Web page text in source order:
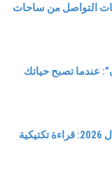
التواصل من ساحات
عندما تصبح حياتك
حصاد الجولة الأولى للعرب في مونديال 2026: قراءة تكتيكية